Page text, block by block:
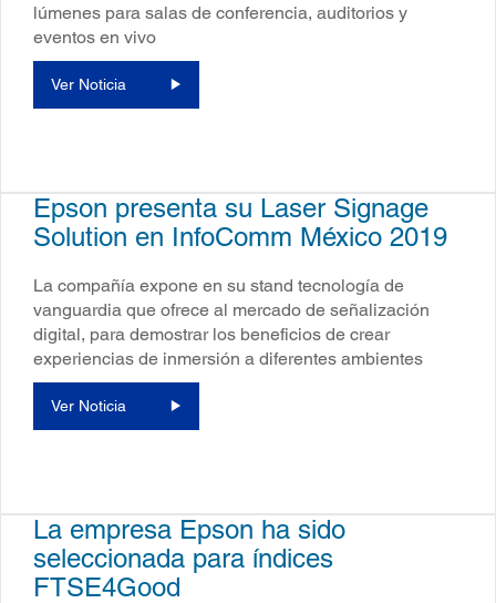
lúmenes para salas de conferencia, auditorios y
eventos en vivo
Ver Noticia
Epson presenta su Laser Signage
Solution en InfoComm México 2019
La compañía expone en su stand tecnología de
vanguardia que ofrece al mercado de señalización
digital, para demostrar los beneficios de crear
experiencias de inmersión a diferentes ambientes
Ver Noticia
La empresa Epson ha sido
seleccionada para índices
FTSE4Good